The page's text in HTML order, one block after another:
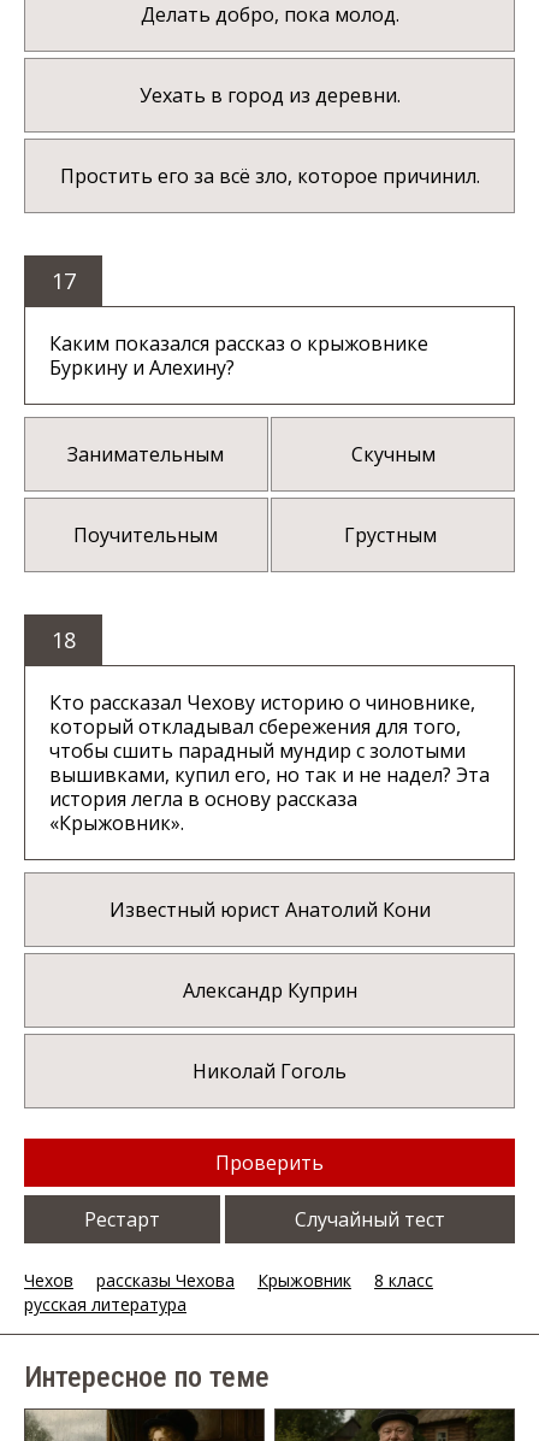
Делать добро, пока молод.
Уехать в город из деревни.
Простить его за всё зло, которое причинил.
17
Каким показался рассказ о крыжовнике
Буркину и Алехину?
Занимательным Скучным
Поучительным Грустным
18
Кто рассказал Чехову историю о чиновнике,
который откладывал сбережения для того,
чтобы сшить парадный мундир с золотыми
вышивками, купил его, но так и не надел? Эта
история легла в основу рассказа
«Крыжовник».
Известный юрист Анатолий Кони
Александр Куприн
Николай Гоголь
Проверить
Рестарт Случайный тест
Чехов рассказы Чехова Крыжовник
8 класс
русская литература
Интересное по теме